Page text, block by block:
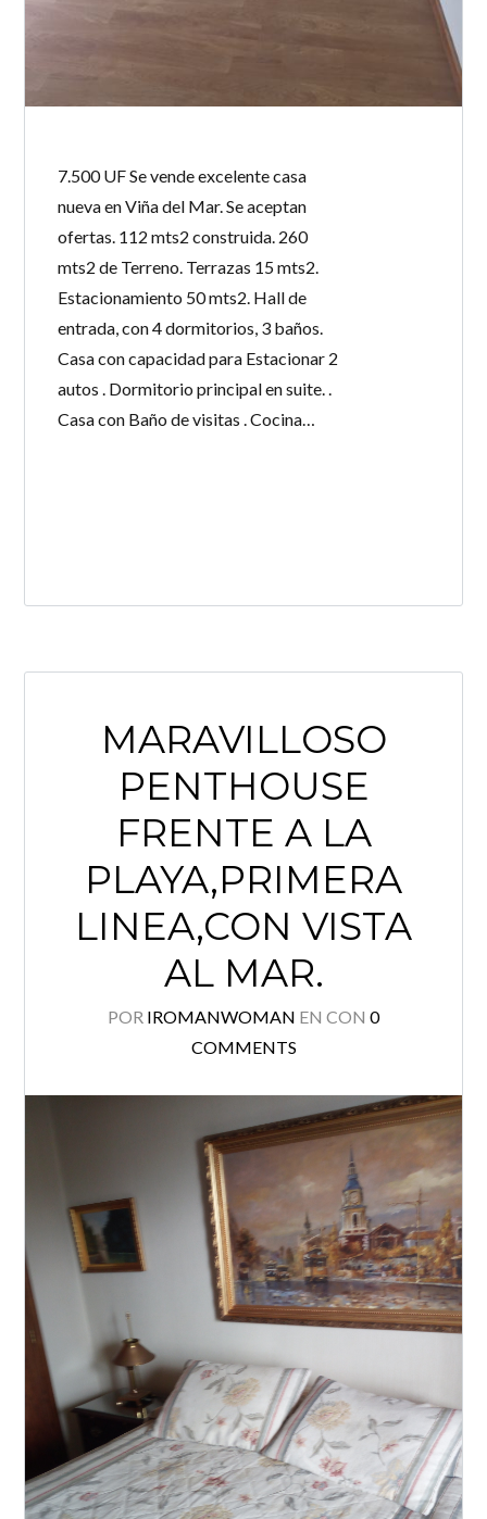
7.500 UF Se vende excelente casa
nueva en Viña del Mar. Se aceptan
ofertas. 112 mts2 construida. 260
mts2 de Terreno. Terrazas 15 mts2.
Estacionamiento 50 mts2. Hall de
entrada, con 4 dormitorios, 3 baños.
Casa con capacidad para Estacionar 2
autos . Dormitorio principal en suite. .
Casa con Baño de visitas . Cocina…
MARAVILLOSO
PENTHOUSE
FRENTE A LA
PLAYA,PRIMERA
LINEA,CON VISTA
AL MAR.
POR IROMANWOMAN EN CON 0
COMMENTS